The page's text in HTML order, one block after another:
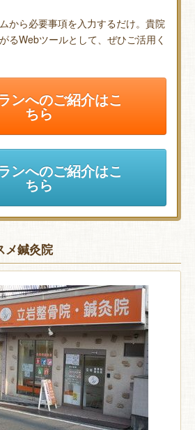
から必要事項を入力するだけ。貴院
るWebツールとして、ぜひご活用く
ンへのご紹介はこ
ちら
ンへのご紹介はこ
ちら
メ鍼灸院